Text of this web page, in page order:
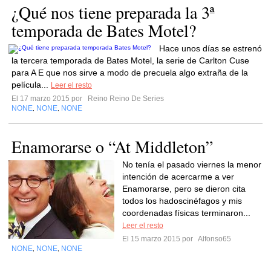
¿Qué nos tiene preparada la 3ª
temporada de Bates Motel?
Hace unos días se estrenó
la tercera temporada de Bates Motel, la serie de Carlton Cuse
para A E que nos sirve a modo de precuela algo extraña de la
película...
Leer el resto
El 17 marzo 2015 por
Reino Reino De Series
NONE NONE NONE
Enamorarse o “At Middleton”
No tenía el pasado viernes la menor
intención de acercarme a ver
Enamorarse, pero se dieron cita
todos los hadoscinéfagos y mis
coordenadas físicas terminaron...
Leer el resto
El 15 marzo 2015 por Alfonso65
NONE NONE NONE